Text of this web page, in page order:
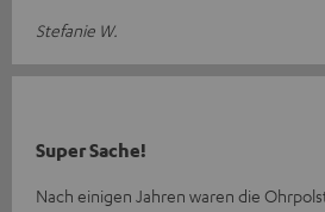
Stefanie W.
Super Sache!
Nach einigen Jahren waren die